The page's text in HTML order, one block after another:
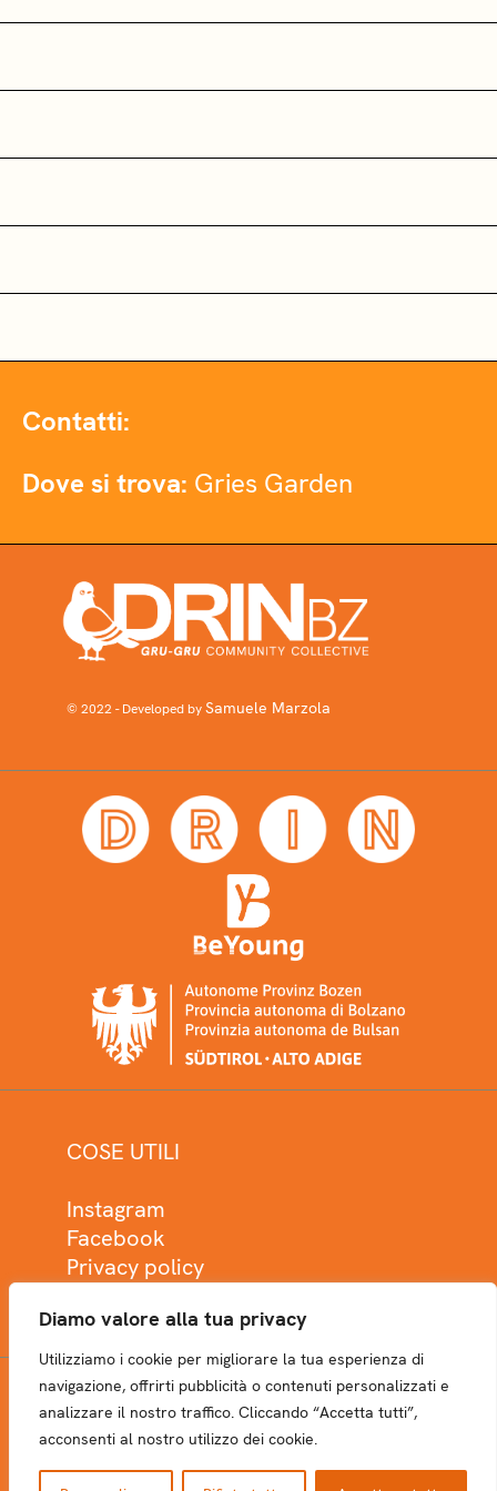
Diamo valore alla tua privacy
Utilizziamo i cookie per migliorare la tua esperienza di
navigazione, offrirti pubblicità o contenuti personalizzati e
analizzare il nostro traffico. Cliccando “Accetta tutti”,
acconsenti al nostro utilizzo dei cookie.
Contatti:
Dove si trova: Gries Garden
© 2022 - Developed bySamuele Marzola
COSE UTILI
Instagram
Facebook
Privacy policy
NEWSLETTER